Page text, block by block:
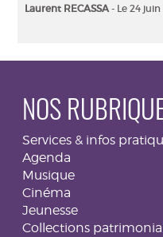
Laurent RECASSA- Le 24 juin
NOS
Services & infos
Agenda
Musique
Cinéma
Jeunesse
Collections